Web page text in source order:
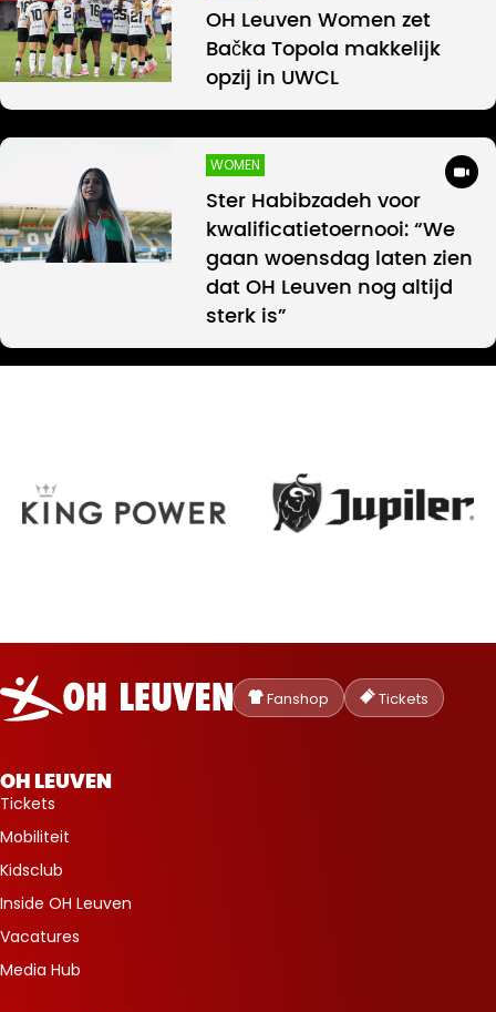
OH Leuven Women zet
Bačka Topola makkelijk
opzij in UWCL
WOMEN
Ster Habibzadeh voor
kwalificatietoernooi: “We
gaan woensdag laten zien
dat OH Leuven nog altijd
sterk is”
Oud-
Heverlee
Leuven
Fanshop Tickets
OH LEUVEN
Tickets
Mobiliteit
Kidsclub
Inside OH Leuven
Vacatures
Media Hub